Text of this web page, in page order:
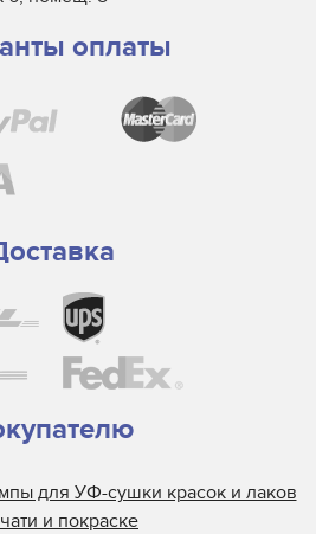
оплаты
для УФ-сушки красок и лаков
и покраске